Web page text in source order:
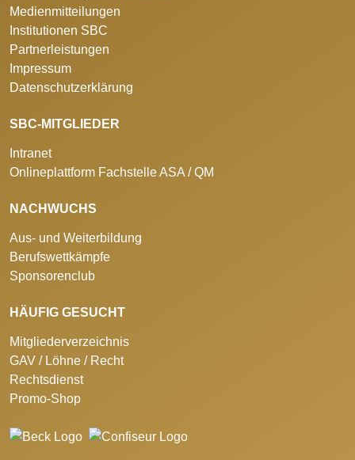
Medienmitteilungen
Institutionen SBC
Partnerleistungen
Impressum
Datenschutzerklärung
SBC-MITGLIEDER
Intranet
Onlineplattform Fachstelle ASA / QM
NACHWUCHS
Aus- und Weiterbildung
Berufswettkämpfe
Sponsorenclub
HÄUFIG GESUCHT
Mitgliederverzeichnis
GAV / Löhne / Recht
Rechtsdienst
Promo-Shop